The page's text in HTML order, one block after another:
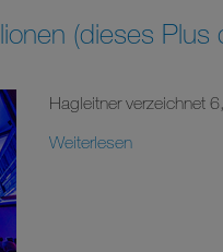
(dieses Plus
Hagleitner verzeichnet
Weiterlesen